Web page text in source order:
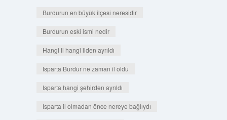
Burdurun en büyük ilçesi neresidir
Burdurun eski ismi nedir
Hangi il hangi ilden ayrıldı
Isparta Burdur ne zaman il oldu
Isparta hangi şehirden ayrıldı
Isparta il olmadan önce nereye bağlıydı